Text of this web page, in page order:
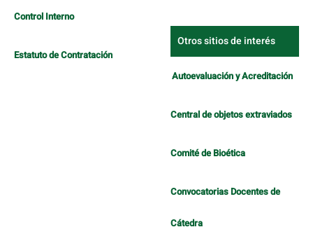
Control Interno
Estatuto de Contratación
Otros sitios de interés
Autoevaluación y Acreditación
Central de objetos extraviados
Comité de Bioética
Convocatorias Docentes de
Cátedra